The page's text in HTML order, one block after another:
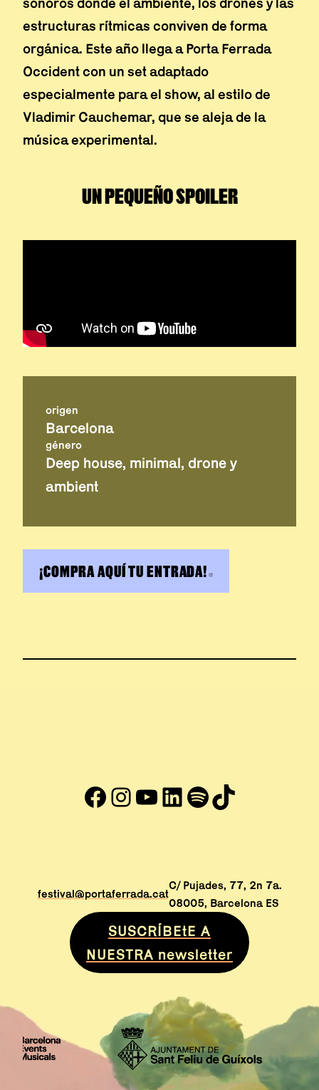
estructuras rítmicas conviven de forma
orgánica. Este año llega a Porta Ferrada
Occident con un set adaptado
especialmente para el show, al estilo de
Vladimir Cauchemar, que se aleja de la
música experimental.
UN PEQUEÑO SPOILER
origen
Barcelona
género
Deep house, minimal, drone y
ambient
¡COMPRA AQUÍ TU ENTRADA!
Facebook
Abre en nueva ventana
Instagram
Abre en nueva ventana
YouTube
Abre en nueva ventana
LinkedIn
Abre en nueva
#Abre en nueva
TikTok
Abre en
festival@portaferrada.cat
C/ Pujades, 77, 2n 7a.
08005, Barcelona ES
SUSCRÍBEtE A
NUESTRA newsletter